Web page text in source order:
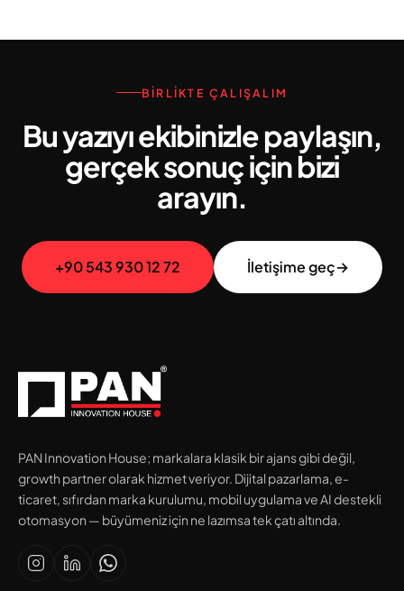
BIRLIKTE ÇALIŞALIM
Bu yazıyı ekibinizle paylaşın,
gerçek sonuç için bizi
arayın.
+90 543 930 12 72 İletişime geç→
PAN Innovation House; markalara klasik bir ajans gibi değil,
growth partner olarak hizmet veriyor. Dijital pazarlama, e-
ticaret, sıfırdan marka kurulumu, mobil uygulama ve AI destekli
otomasyon — büyümeniz için ne lazımsa tek çatı altında.